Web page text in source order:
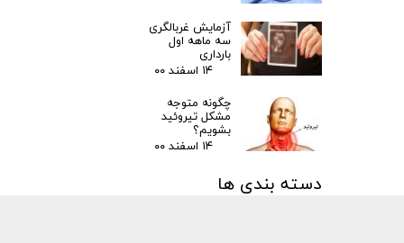
آزمایش غربالگری
سه ماهه اول
بارداری
۱۴ اسفند ۰۰
چگونه متوجه
مشکل تیروئید
بشویم؟
۱۴ اسفند ۰۰
دسته بندی ها